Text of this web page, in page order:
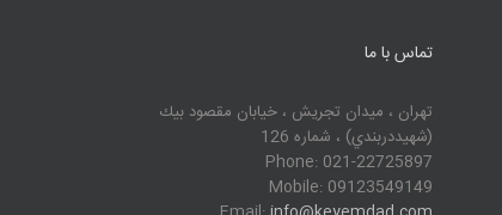
تماس با ما
تهران ، ميدان تجريش ، خيابان مقصود بيك
(شهيددربندي) ، شماره 126
Phone: 021-22725897
Mobile: 09123549149